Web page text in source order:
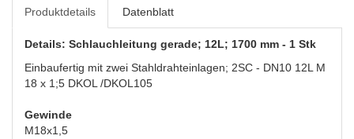
Produktdetails Datenblatt
Details: Schlauchleitung gerade; 12L; 1700 mm - 1 Stk
Einbaufertig mit zwei Stahldrahteinlagen; 2SC - DN10 12L M
18 x 1;5 DKOL /DKOL105
Gewinde
M18x1,5